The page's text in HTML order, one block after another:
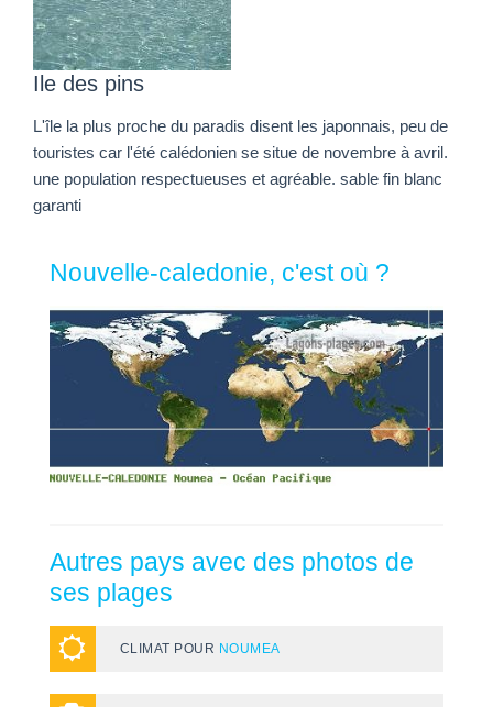
Ile des pins
L'île la plus proche du paradis disent les japonnais, peu de
touristes car l'été calédonien se situe de novembre à avril.
une population respectueuses et agréable. sable fin blanc
garanti
Nouvelle-caledonie, c'est où ?
Autres pays avec des photos de
ses plages
CLIMAT POUR NOUMEA